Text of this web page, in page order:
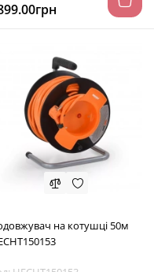
на котушці 50м